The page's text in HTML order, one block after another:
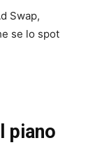
Swap,
se lo spot
piano